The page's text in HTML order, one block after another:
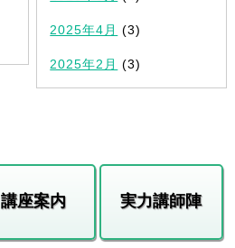
2025年4月 (3)
2025年2月 (3)
講座案内 実力講師陣